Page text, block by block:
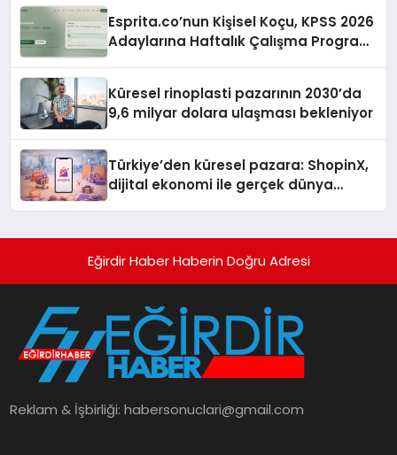
Esprita.co’nun Kişisel Koçu, KPSS 2026
Adaylarına Haftalık Çalışma Programı
Küresel rinoplasti pazarının 2030’da
9,6 milyar dolara ulaşması bekleniyor
Türkiye’den küresel pazara: ShopinX,
dijital ekonomi ile gerçek dünya
Eğirdir Haber Haberin Doğru Adresi
Reklam & İşbirliği:habersonuclari@gmail.com